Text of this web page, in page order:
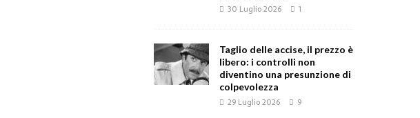
30 Luglio 2026 1
Taglio delle accise, il prezzo è
libero: i controlli non
diventino una presunzione di
colpevolezza
29 Luglio 2026 9